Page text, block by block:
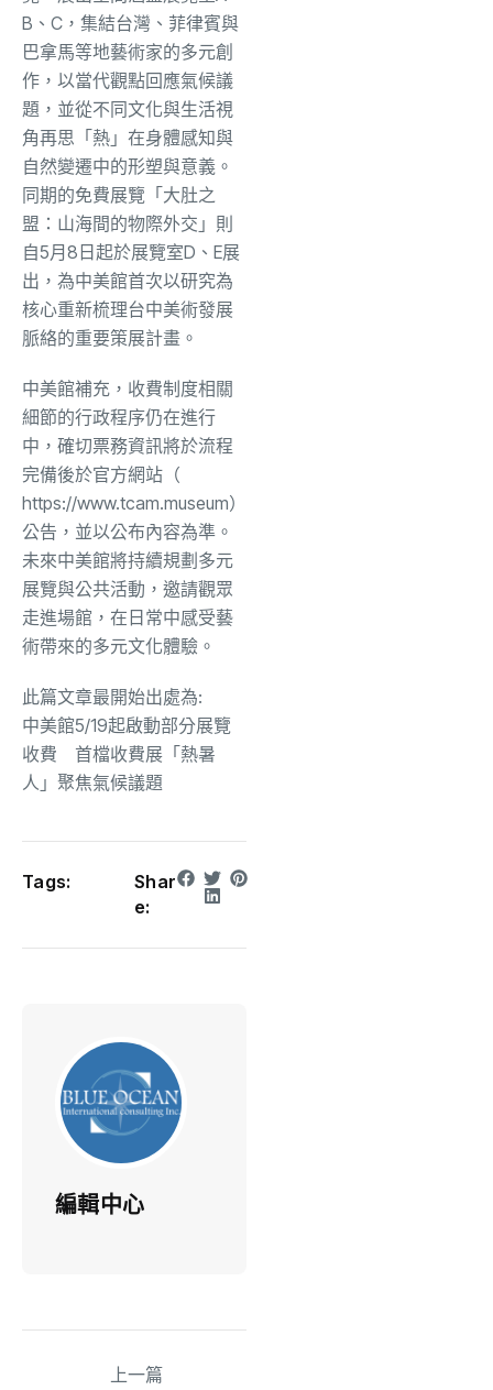
B、C，集結台灣、菲律賓與
巴拿馬等地藝術家的多元創
作，以當代觀點回應氣候議
題，並從不同文化與生活視
角再思「熱」在身體感知與
自然變遷中的形塑與意義。
同期的免費展覽「大肚之
盟：山海間的物際外交」則
自5月8日起於展覽室D、E展
出，為中美館首次以研究為
核心重新梳理台中美術發展
脈絡的重要策展計畫。
中美館補充，收費制度相關
細節的行政程序仍在進行
中，確切票務資訊將於流程
完備後於官方網站（
https://www.tcam.museum）
公告，並以公布內容為準。
未來中美館將持續規劃多元
展覽與公共活動，邀請觀眾
走進場館，在日常中感受藝
術帶來的多元文化體驗。
此篇文章最開始出處為:
中美館5/19起啟動部分展覽
收費 首檔收費展「熱暑
人」聚焦氣候議題
Tags:
Shar
e:
編輯中心
上一篇